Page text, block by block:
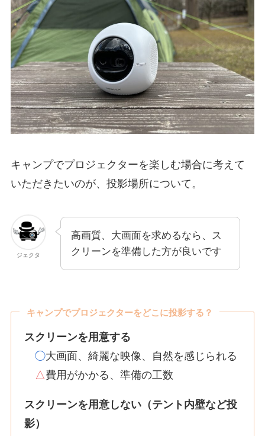
キャンプでプロジェクターを楽しむ場合に考えて
いただきたいのが、投影場所について。
ジェクタ
高画質、大画面を求めるなら、ス
クリーンを準備した方が良いです
キャンプでプロジェクターをどこに投影する？
スクリーンを用意する
◯大画面、綺麗な映像、自然を感じられる
△費用がかかる、準備の工数
スクリーンを用意しない（テント内壁など投
影）